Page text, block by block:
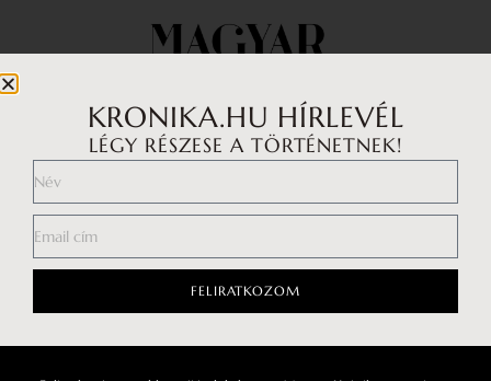
Általános Szerződési Feltételek
KRONIKA.HU HÍRLEVÉL
LÉGY RÉSZESE A TÖRTÉNETNEK!
FELIRATKOZOM